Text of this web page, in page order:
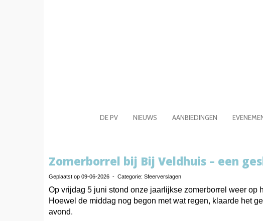
DE PV NIEUWS AANBIEDINGEN
Zomerborrel bij Bij Veldhuis – een
Geplaatst op 09-06-2026 - Categorie: Sfeerverslagen
Op vrijdag 5 juni stond onze jaarlijkse zomerborrel weer op
Hoewel de middag nog begon met wat regen, klaarde het
avond.